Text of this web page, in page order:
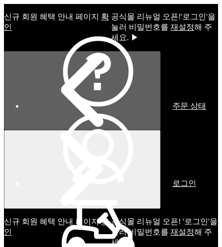
신규 회원 혜택 안내 페이지 확
인
공식몰 리뉴얼 오픈!ㅤ'로그인'을
눌러 비밀번호를 재설정해 주
세요. ▶
신규 회원 혜택 안내 페이지확
인
공식몰 리뉴얼 오픈! '로그인'을
눌러 비밀번호를 재설정해 주
세요.
주문 상태
로그인